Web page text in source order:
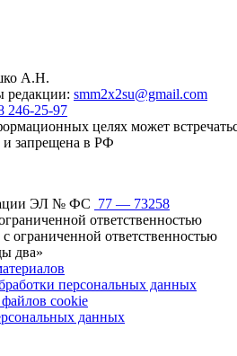
А.Н.
редакции: smm2x2su@gmail.com
246-25-97
целях может
и запрещена в РФ
ЭЛ № ФС 77 — 73258
ответственностью
ограниченной ответственностью
два»
персональных данных
cookie
данных